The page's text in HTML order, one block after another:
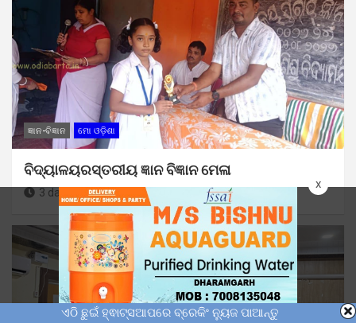
x
ଜ୍ଞାନ-ବିଜ୍ଞାନ ମୋ ଓଡ଼ିଶା
ବିଦ୍ୟାଳୟରସ୍ତରୀୟ ଜ୍ଞାନ ବିଜ୍ଞାନ ମେଳା
3 days ago Sunil Kumar Dhangadamajhi
ଏଠି ଛୁଇଁ ହ୍ଵାଟ୍ସଆପରେ ବ୍ରେକିଂ ନ୍ୟୁଜ ପାଆନ୍ତୁ